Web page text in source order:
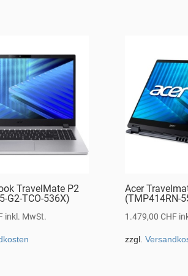
TravelMate P2
G2-TCO-536X)
inkl. MwSt.
Acer
(TMP414RN-
1.479,00 CHF
zzgl.